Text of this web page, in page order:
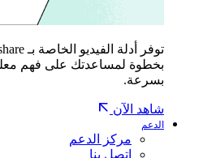
بخطوة لمساعدتك على فهم
بسرعة.
شاهد الآن
الدعم
مركز الدعم
اتصل بنا